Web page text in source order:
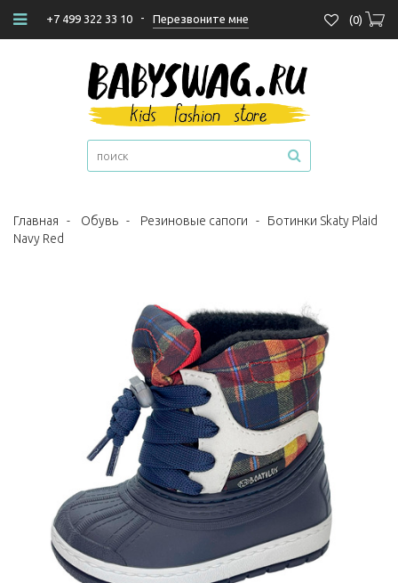
+7 499 322 33 10 - Перезвоните мне (0)
Главная - Обувь - Резиновые сапоги - Ботинки Skaty Plaid
Navy Red